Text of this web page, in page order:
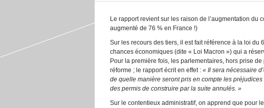
Le rapport revient sur les raison de l’augmentation du
augmenté de 76 % en France !)
Sur les recours des tiers, il est fait référence à la loi du
chances économiques (dite « Loi Macron ») qui a
Pour la première fois, les parlementaires, hors prise
réforme ; le rapport écrit en effet : « Il sera nécessaire
de quelle manière seront pris en compte les
des permis de construire par la suite annulés. »
Sur le contentieux administratif, on apprend que pour